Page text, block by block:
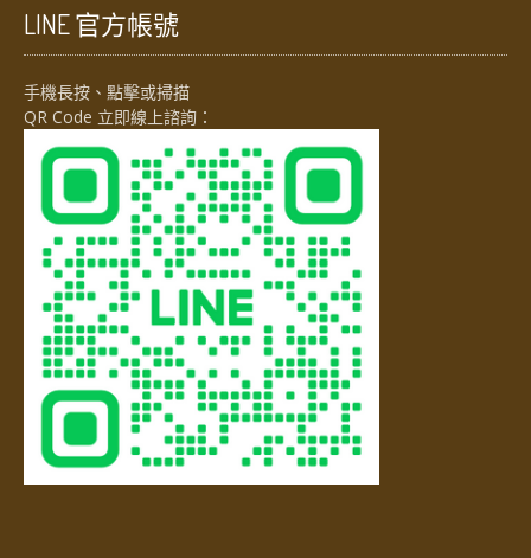
LINE 官方帳號
手機長按、點擊或掃描
QR Code 立即線上諮詢：